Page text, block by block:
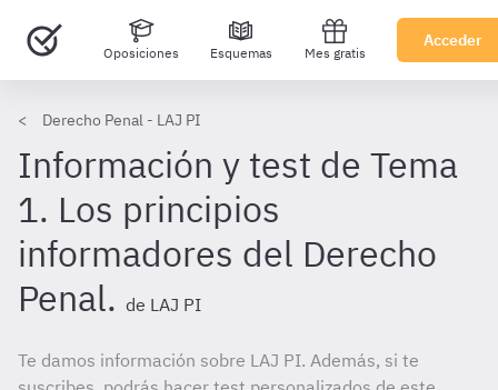
Oposiciones Esquemas Mes gratis
Acceder
Derecho Penal - LAJ PI
Información y test de Tema
1. Los principios
informadores del Derecho
Penal. de LAJ PI
Te damos información sobre LAJ PI. Además, si te